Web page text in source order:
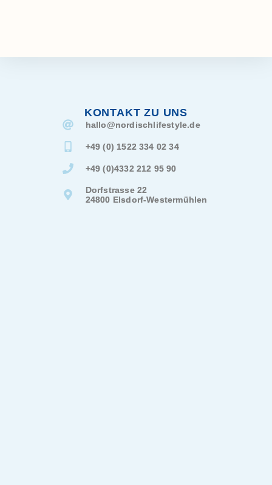
KONTAKT ZU UNS
hallo@nordischlifestyle.de
+49 (0) 1522 334 02 34
+49 (0)4332 212 95 90
Dorfstrasse 22
24800 Elsdorf-Westermühlen